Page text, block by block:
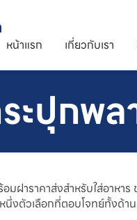
หน้าแรก
เกี่ยวกับเรา
ะปุกพ
ฝาราคาส่งสำหรับใส่อาห
นึ่งตัวเลือกที่ตอบโจทย์ทั้งด้า